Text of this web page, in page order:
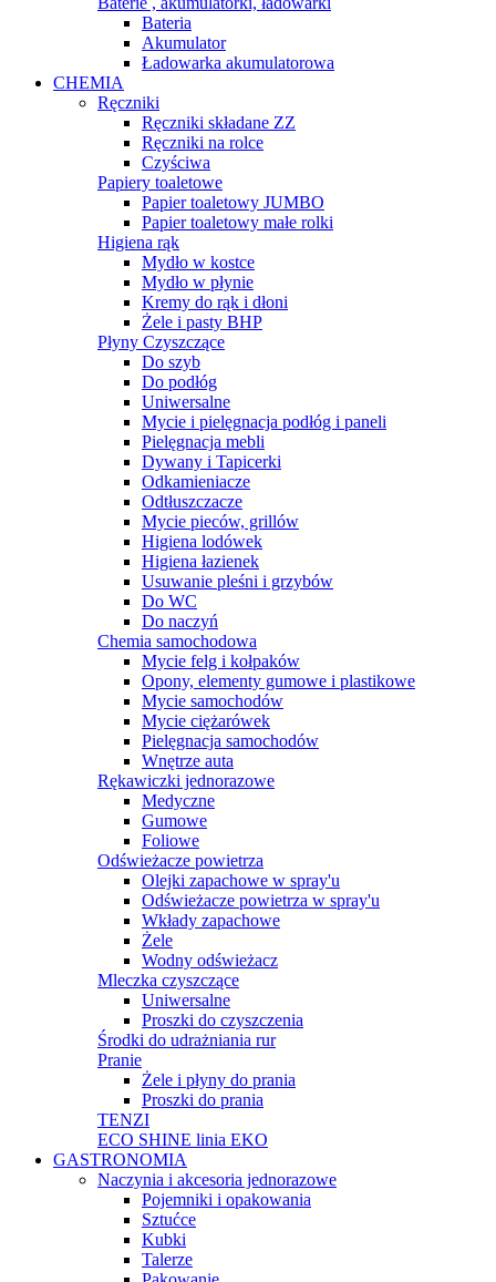
Bateria
Akumulator
Ładowarka akumulatorowa
CHEMIA
Ręczniki
Ręczniki składane ZZ
Ręczniki na rolce
Czyściwa
Papiery toaletowe
Papier toaletowy JUMBO
Papier toaletowy małe rolki
Higiena rąk
Mydło w kostce
Mydło w płynie
Kremy do rąk i dłoni
Żele i pasty BHP
Płyny Czyszczące
Do szyb
Do podłóg
Uniwersalne
Mycie i pielęgnacja podłóg i paneli
Pielęgnacja mebli
Dywany i Tapicerki
Odkamieniacze
Odtłuszczacze
Mycie pieców, grillów
Higiena lodówek
Higiena łazienek
Usuwanie pleśni i grzybów
Do WC
Do naczyń
Chemia samochodowa
Mycie felg i kołpaków
Opony, elementy gumowe i plastikowe
Mycie samochodów
Mycie ciężarówek
Pielęgnacja samochodów
Wnętrze auta
Rękawiczki jednorazowe
Medyczne
Gumowe
Foliowe
Odświeżacze powietrza
Olejki zapachowe w spray'u
Odświeżacze powietrza w spray'u
Wkłady zapachowe
Żele
Wodny odświeżacz
Mleczka czyszczące
Uniwersalne
Proszki do czyszczenia
Środki do udrażniania rur
Pranie
Żele i płyny do prania
Proszki do prania
TENZI
ECO SHINE linia EKO
GASTRONOMIA
Naczynia i akcesoria jednorazowe
Pojemniki i opakowania
Sztućce
Kubki
Talerze